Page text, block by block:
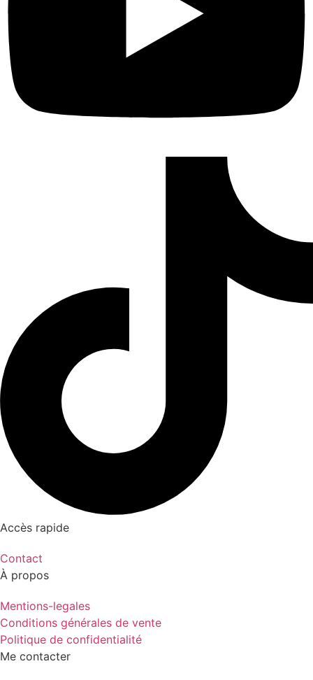
Accès rapide
Contact
À propos
Mentions-legales
Conditions générales de vente
Politique de confidentialité
Me contacter